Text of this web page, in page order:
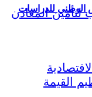
الوطني للدراسات